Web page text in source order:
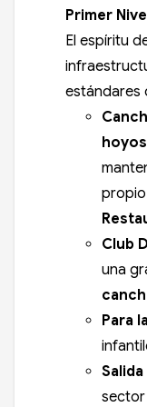
Primer
El espíritu
estándares
propio
Club
una
Para
Salida